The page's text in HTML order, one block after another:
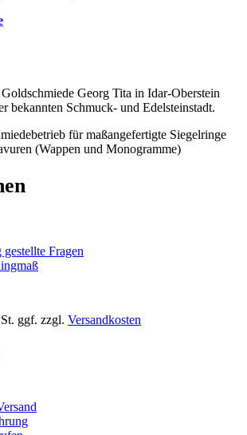
Georg Tita in Idar-Oberstein
bekannten Schmuck- und Edelsteinstadt.
für maßangefertigte Siegelringe
(Wappen und Monogramme)
Fragen
ggf. zzgl. Versandkosten